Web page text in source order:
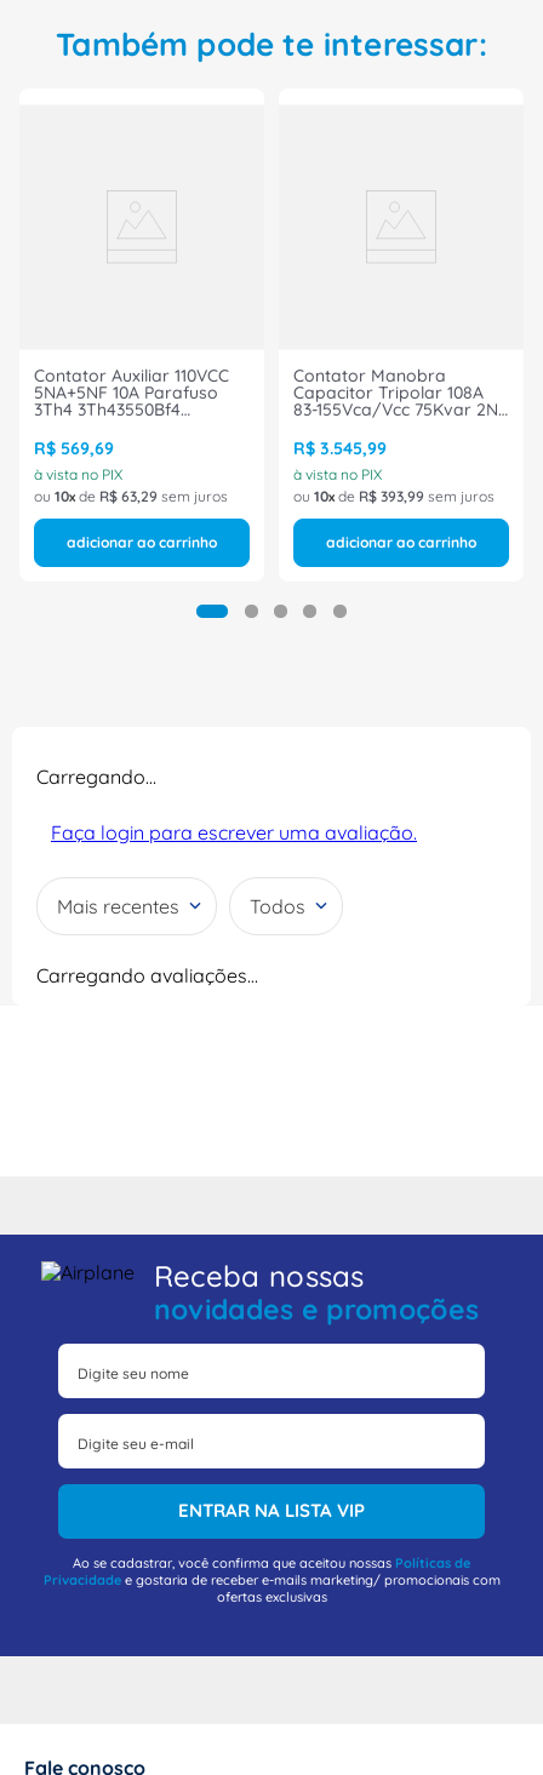
Também pode te interessar:
Contator Auxiliar 110VCC
5NA+5NF 10A Parafuso
3Th4 3Th43550Bf4
R$ 569,69
à vista no PIX
ou 10 de R$ 63,29 sem juros
adicionar ao carrinho
Contator Manobra
Capacitor Tripolar 108A
83-155Vca/Vcc 75Kvar 2Nf
R$ 3.545,99
à vista no PIX
ou 10 de R$ 393,99 sem juros
adicionar ao carrinho
Carregando…
Faça login para escrever uma avaliação.
Mais recentes Todos
Carregando avaliações…
Receba nossas
novidades e promoções
ENTRAR NA LISTA VIP
Ao se cadastrar, você confirma que aceitou nossas Políticas de
Privacidadee gostaria de receber e-mails marketing/ promocionais com
ofertas exclusivas
Fale conosco